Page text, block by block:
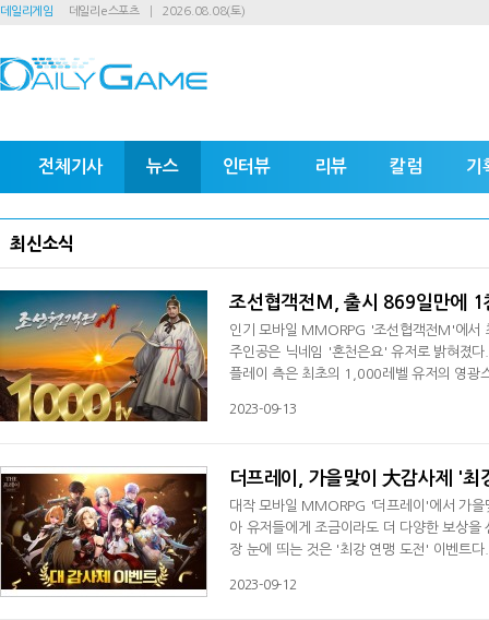
데일리게임 데일리e스포츠 2026.08.08(토)
전체기사 뉴스 인터뷰 리뷰 칼럼 기
최신소식
조선협객전M, 출시 869일만에 1
인기 모바일 MMORPG '조선협객전M'에서
주인공은 닉네임 '혼천은요' 유저로 밝혀졌
플레이 측은 최초의 1,000레벨 유저의 영광
상 수령을 위한 '서버명과 닉네임'을 남기면
2023-09-13
더프레이, 가을맞이 大감사제 '최
대작 모바일 MMORPG '더프레이'에서 가
아 유저들에게 조금이라도 더 다양한 보상
장 눈에 띄는 것은 '최강 연맹 도전' 이벤트
전 종료 후 각 연맹(서버)의 맹주나 부맹주
2023-09-12